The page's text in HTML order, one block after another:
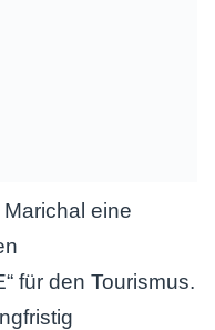
eine
für den Tourismus.